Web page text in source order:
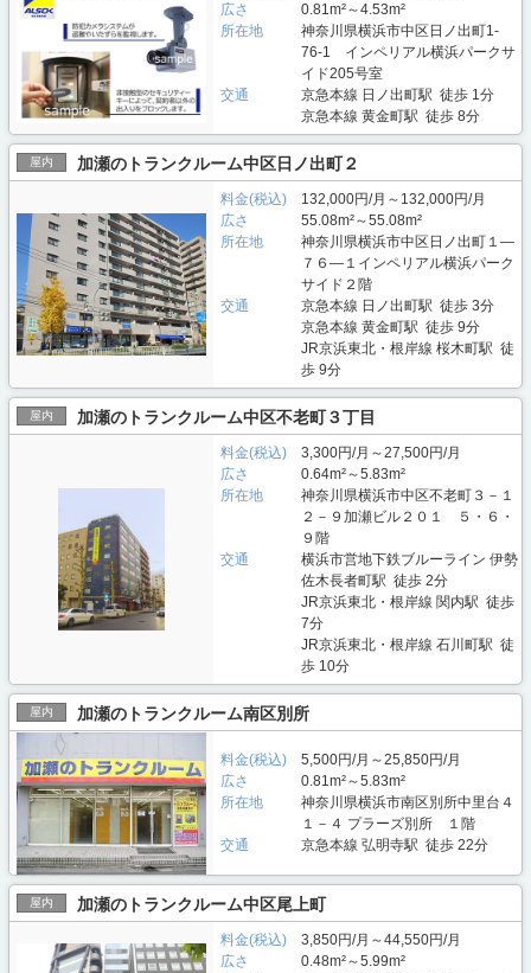
広さ
0.81m²～4.53m²
所在地
神奈川県横浜市中区日ノ出町1-
76-1 インペリアル横浜パークサ
イド205号室
交通
京急本線 日ノ出町駅 徒歩 1分
京急本線 黄金町駅 徒歩 8分
屋内 加瀬のトランクルーム中区日ノ出町２
料金(税込)
132,000円/月～132,000円/月
広さ
55.08m²～55.08m²
所在地
神奈川県横浜市中区日ノ出町１―
７６―１インペリアル横浜パーク
サイド２階
交通
京急本線 日ノ出町駅 徒歩 3分
京急本線 黄金町駅 徒歩 9分
JR京浜東北・根岸線 桜木町駅 徒
歩 9分
屋内 加瀬のトランクルーム中区不老町３丁目
料金(税込)
3,300円/月～27,500円/月
広さ
0.64m²～5.83m²
所在地
神奈川県横浜市中区不老町３－１
２－９加瀬ビル２０１ ５・６・
９階
交通
横浜市営地下鉄ブルーライン 伊勢
佐木長者町駅 徒歩 2分
JR京浜東北・根岸線 関内駅 徒歩
7分
JR京浜東北・根岸線 石川町駅 徒
歩 10分
屋内 加瀬のトランクルーム南区別所
料金(税込)
5,500円/月～25,850円/月
広さ
0.81m²～5.83m²
所在地
神奈川県横浜市南区別所中里台４
１－４ プラーズ別所 １階
交通
京急本線 弘明寺駅 徒歩 22分
屋内 加瀬のトランクルーム中区尾上町
料金(税込)
3,850円/月～44,550円/月
広さ
0.48m²～5.99m²